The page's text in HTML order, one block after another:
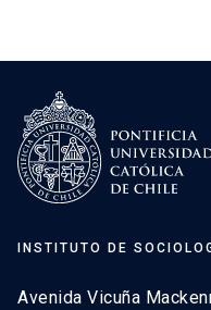
INSTITUTO DE
Avenida Vicuña